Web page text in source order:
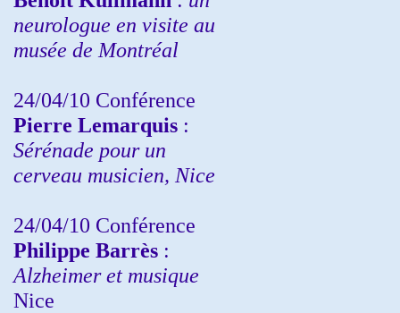
neurologue en visite au
musée de Montréal
24/04/10 Conférence
Pierre Lemarquis :
Sérénade pour un
cerveau musicien, Nice
24/04/10 Conférence
Philippe Barrès :
Alzheimer et musique
Nice